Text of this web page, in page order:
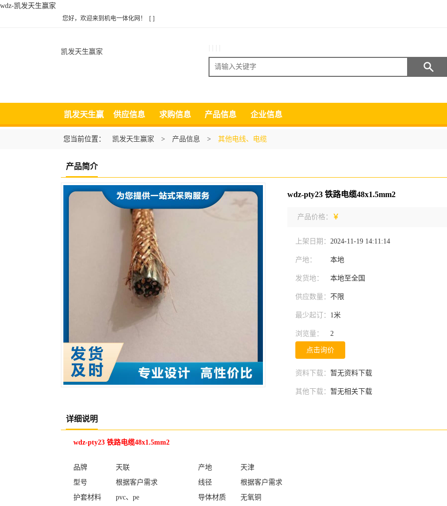
wdz-凯发天生赢家
您好，欢迎来到机电一体化网！ [ ]
凯发天生赢家
搜索
凯发天生赢
家
供应信息 求购信息 产品信息 企业信息
您当前位置： 凯发天生赢家 > 产品信息 > 其他电线、电缆
产品简介
wdz-pty23 铁路电缆48x1.5mm2
产品价格： ￥
上架日期： 2024-11-19 14:11:14
产地： 本地
发货地： 本地至全国
供应数量： 不限
最少起订： 1米
浏览量： 2
点击询价
资料下载： 暂无资料下载
其他下载： 暂无相关下载
详细说明
wdz-pty23 铁路电缆48x1.5mm2
品牌 天联 产地
天津
型号
根据客户需求 线径
根据客户需求
护套材料
pvc、 pe 导体材质
无氧铜